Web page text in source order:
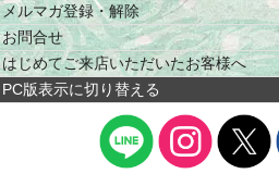
メルマガ登録・解除
お問合せ
はじめてご来店いただいたお客様へ
PC版表示に切り替える